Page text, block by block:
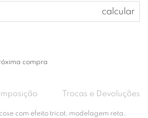
compra
Trocas e Devoluções
com efeito tricot, modelagem reta,